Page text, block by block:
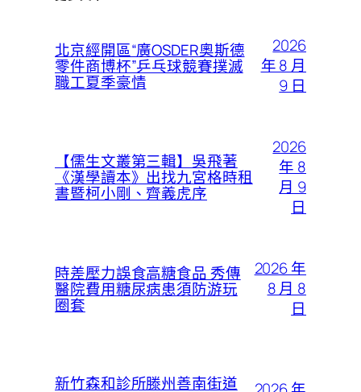
北京經開區“廣OSDER奧斯德
零件商博杯”乒乓球競賽撲滅
職工夏季豪情
2026
年 8 月
9 日
【儒生文叢第三輯】吳飛著
《漢學讀本》出找九宮格時租
書暨柯小剛、齊義虎序
2026
年 8
月 9
日
時差壓力誤食高糖食品 秀傳
醫院費用糖尿病患須防游玩
圈套
2026 年
8 月 8
日
新竹森和診所滕州善南街道